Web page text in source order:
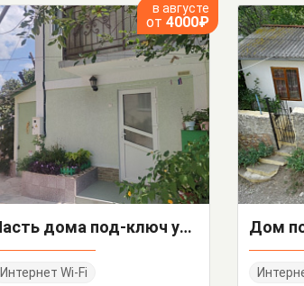
в августе
от 4000₽
Часть дома под-ключ ул. Калинина
Интернет Wi-Fi